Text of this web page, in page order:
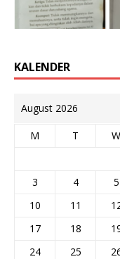
KALENDER
August 2026
M T W
3
4 5
10
11
17
18
24
25